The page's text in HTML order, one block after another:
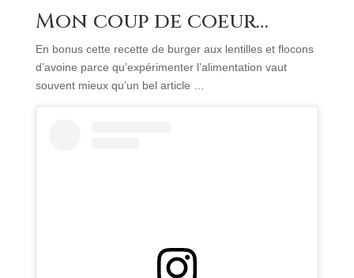
Mon coup de coeur…
En bonus cette recette de burger aux lentilles et flocons
d’avoine parce qu’expérimenter l’alimentation vaut
souvent mieux qu’un bel article …